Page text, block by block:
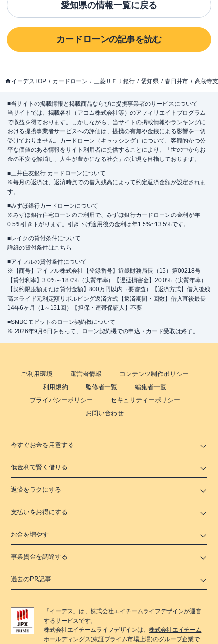
愛知県の情報一覧に戻る
カードローンの記事を読む
イーデスTOP カードローン 三菱ＵＦＪ銀行 愛知県 春日井市 高蔵寺
■当サイトの掲載情報と掲載商品ならびに提携事業者のサービスについて
当サイトでは、掲載各社（アコム株式会社等）のアフィリエイトプログラム
で収益を得ております。しかしながら、当サイトの掲載情報やランキングに
おける提携事業者サービスへの評価は、提携の有無や金銭による影響を一切
受けておりません。カードローン（キャッシング）について、客観的かつ公
平な価値のある情報をサイト利用者に提供することにより、「世の中からお
金の不安を解消し、人生が豊かになる社会」の実現を目指しております。
■三井住友銀行 カードローンについて
※毎月の返済は、返済時点での借入残高によって約定返済金額が設定されま
す。
■みずほ銀行カードローンについて
※みずほ銀行住宅ローンのご利用で、みずほ銀行カードローンの金利が年
0.5%引き下がります。引き下げ適用後の金利は年1.5%~13.5%です。
■レイクの貸付条件について
詳細の貸付条件はこちら
■アイフルの貸付条件について
※【商号】アイフル株式会社【登録番号】近畿財務局長（15）第00218号
【貸付利率】3.0%～18.0%（実質年率）【遅延損害金】20.0%（実質年率）
【契約限度額または貸付金額】800万円以内（要審査）【返済方式】借入後残
高スライド元利定額リボルビング返済方式【返済期間・回数】借入直後最長
14年6ヶ月（1～151回）【担保・連帯保証人】不要
■SMBCモビットのローン契約機について
※ 2026年9月6日をもって、ローン契約機での申込・カード受取は終了。
ご利用環境 運営者情報
コンテンツ制作ポリシー
利用規約
監修者一覧
編集者一覧
プライバシーポリシー
セキュリティーポリシー
お問い合わせ
今すぐお金を用意する
低金利で賢く借りる
返済をラクにする
支払いをお得にする
お金を増やす
事業資金を調達する
過去のPR記事
「 イーデス 」は、株式会社エイチームライフデザインが運営
するサービスです。
株式会社エイチームライフデザインは、株式会社エイチーム
ホールディングス(東証プライム市場上場)のグループ企業で